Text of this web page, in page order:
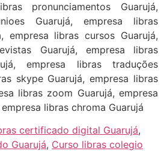
pronunciamentos Guarujá,
Guarujá, empresa libras
empresa libras cursos Guarujá,
Guarujá, empresa libras
empresa libras traduções
skype Guarujá, empresa libras
libras zoom Guarujá, empresa
libras chroma Guarujá
certificado digital Guarujá,
Guarujá, Curso libras colegio